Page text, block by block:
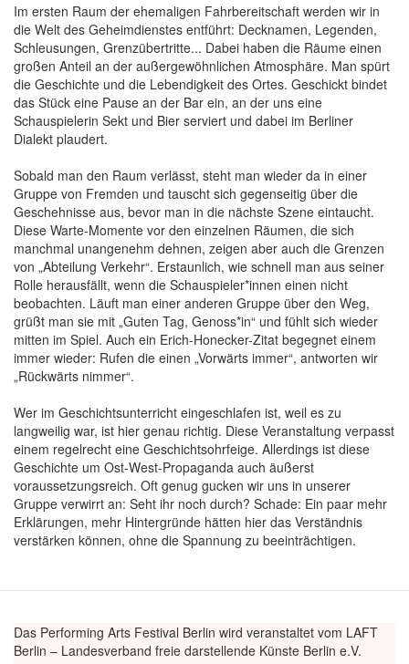
Im ersten Raum der ehemaligen Fahrbereitschaft werden wir in
die Welt des Geheimdienstes entführt: Decknamen, Legenden,
Schleusungen, Grenzübertritte... Dabei haben die Räume einen
großen Anteil an der außergewöhnlichen Atmosphäre. Man spürt
die Geschichte und die Lebendigkeit des Ortes. Geschickt bindet
das Stück eine Pause an der Bar ein, an der uns eine
Schauspielerin Sekt und Bier serviert und dabei im Berliner
Dialekt plaudert.
Sobald man den Raum verlässt, steht man wieder da in einer
Gruppe von Fremden und tauscht sich gegenseitig über die
Geschehnisse aus, bevor man in die nächste Szene eintaucht.
Diese Warte-Momente vor den einzelnen Räumen, die sich
manchmal unangenehm dehnen, zeigen aber auch die Grenzen
von „Abteilung Verkehr“. Erstaunlich, wie schnell man aus seiner
Rolle herausfällt, wenn die Schauspieler*innen einen nicht
beobachten. Läuft man einer anderen Gruppe über den Weg,
grüßt man sie mit „Guten Tag, Genoss*in“ und fühlt sich wieder
mitten im Spiel. Auch ein Erich-Honecker-Zitat begegnet einem
immer wieder: Rufen die einen „Vorwärts immer“, antworten wir
„Rückwärts nimmer“.
Wer im Geschichtsunterricht eingeschlafen ist, weil es zu
langweilig war, ist hier genau richtig. Diese Veranstaltung verpasst
einem regelrecht eine Geschichtsohrfeige. Allerdings ist diese
Geschichte um Ost-West-Propaganda auch äußerst
voraussetzungsreich. Oft genug gucken wir uns in unserer
Gruppe verwirrt an: Seht ihr noch durch? Schade: Ein paar mehr
Erklärungen, mehr Hintergründe hätten hier das Verständnis
verstärken können, ohne die Spannung zu beeinträchtigen.
Das Performing Arts Festival Berlin wird veranstaltet vom LAFT
Berlin – Landesverband freie darstellende Künste Berlin e.V.